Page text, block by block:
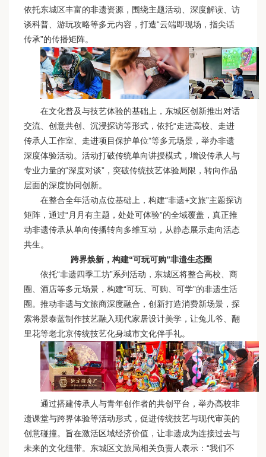
依托东城区丰富的非遗资源，围绕主题活动、深度解读、访
谈科普、游玩攻略等多元内容，打造“云端即现场，指尖话
传承”的传播矩阵。
在文化普及与技艺体验的基础上，东城区创新推出对话
交流、创意共创、沉浸探访等形式，依托“走进高校、走进
传承人工作室、走进项目保护单位”等多元场景，举办非遗
深度体验活动。活动打破传统单向讲授模式，增设传承人与
专业力量的“深度对谈”，突破传统技艺体验局限，转向作品
层面的深度协同创新。
在整合全年活动点位基础上，构建“非遗+文旅”主题探访
矩阵，通过“月月有主题，处处可体验”的全域覆盖，真正推
动非遗传承从单向传播转向多维互动，从静态展示走向活态
共生。
跨界焕新，构建“可玩可购”非遗生态圈
依托“非遗四季工坊”系列活动，东城区将整合高校、商
圈、酒店等多元场景，构建“可玩、可购、可学”的非遗生活
圈。推动非遗与文旅商深度融合，创新打造消费新场景，探
索将景泰蓝制作技艺融入现代家居设计美学，让兔儿爷、翻
里花等老北京传统技艺化身城市文化伴手礼。
通过搭建传承人与青年创作者的共创平台，举办高校非
遗课堂与跨界体验等活动形式，促进传统技艺与现代审美的
创意碰撞。旨在激活区域经济价值，让非遗成为连接过去与
未来的文化纽带。东城区文旅局相关负责人表示：“我们不